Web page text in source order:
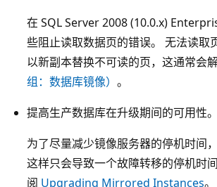
在 SQL Server 2008 (10.0.x)
些阻止读取数据页的错误。 无法读
以新副本替换不可读的页，这通常会
组：数据库镜像） 。
提高生产数据库在升级期间的可用性。
为了尽量减少镜像服务器的停机时间
这样只会导致一个故障转移的停机时
阅 Upgrading Mirrored Instances。